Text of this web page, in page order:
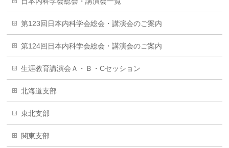
第123回日本内科学会総会・講演会のご案内
第124回日本内科学会総会・講演会のご案内
生涯教育講演会Ａ・Ｂ・Cセッション
北海道支部
東北支部
関東支部